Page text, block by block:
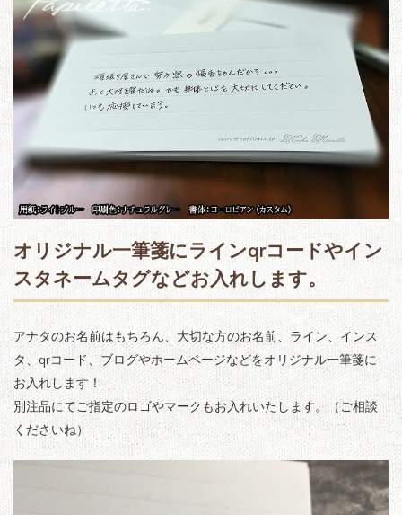
オリジナル一筆箋にラインqrコードやイン
スタネームタグなどお入れします。
アナタのお名前はもちろん、大切な方のお名前、ライン、インス
タ、qrコード、ブログやホームページなどをオリジナル一筆箋に
お入れします！
別注品にてご指定のロゴやマークもお入れいたします。（ご相談
くださいね）